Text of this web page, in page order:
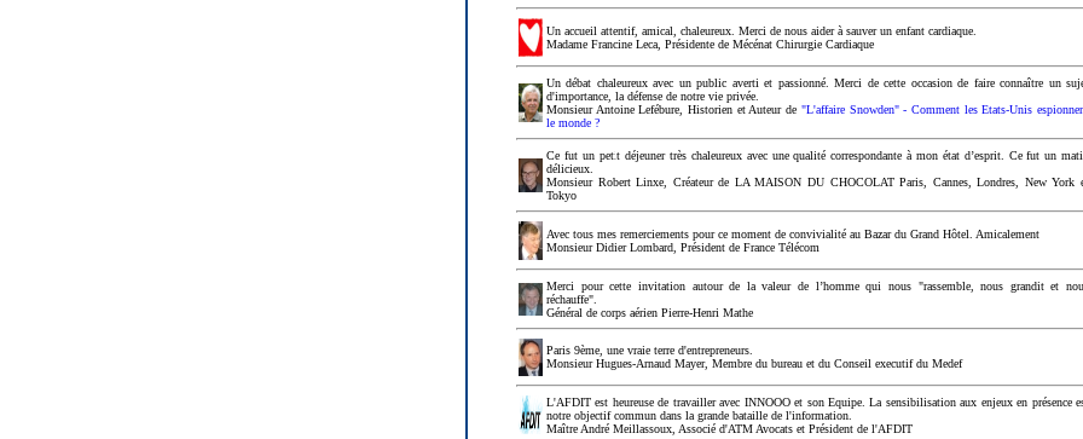
Un accueil attentif, amical, chaleureux. Merci de nous aider à sauver un enfant cardiaque.
Madame Francine Leca, Présidente de Mécénat Chirurgie Cardiaque
Un débat chaleureux avec un public averti et passionné. Merci de cette occasion de faire connaître un
d'importance, la défense de notre vie privée.
Monsieur Antoine Lefébure, Historien et Auteur de "L'affaire Snowden" - Comment les Etats-Unis
le monde ?
Ce fut un petit déjeuner très chaleureux avec une qualité correspondante à mon état d’esprit. Ce fut un
délicieux.
Monsieur Robert Linxe, Créateur de LA MAISON DU CHOCOLAT Paris, Cannes, Londres, New York
Tokyo
Avec tous mes remerciements pour ce moment de convivialité au Bazar du Grand Hôtel. Amicalement
Monsieur Didier Lombard, Président de France Télécom
Merci pour cette invitation autour de la valeur de l’homme qui nous "rassemble, nous grandit et
réchauffe".
Général de corps aérien Pierre-Henri Mathe
Paris 9ème, une vraie terre d'entrepreneurs.
Monsieur Hugues-Arnaud Mayer, Membre du bureau et du Conseil executif du Medef
L'AFDIT est heureuse de travailler avec INNOOO et son Equipe. La sensibilisation aux enjeux en présence
notre objectif commun dans la grande bataille de l'information.
Maître André Meillassoux, Associé d'ATM Avocats et Président de l'AFDIT